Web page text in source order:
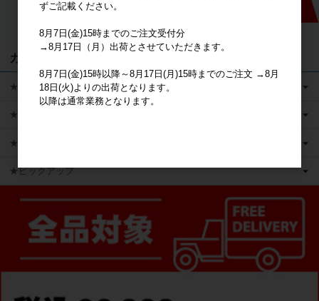
カテゴリ
★キャラクターグッズ
★新商品
★かえるのピクルス ライセンス商品
★ピックアップ
ずご記載ください。
8月7日(金)15時までのご注文受付分
→8月17日（月）出荷とさせていただきます。
8月7日(金)15時以降～8月17日(月)15時までのご注文 →8月
18日(火)よりの出荷となります。
以降は通常業務となります。